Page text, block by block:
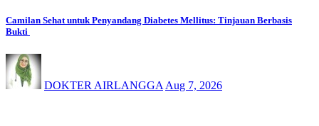
Camilan Sehat untuk Penyandang Diabetes Mellitus: Tinjauan Berbasis
Bukti
DOKTER AIRLANGGA Aug 7, 2026